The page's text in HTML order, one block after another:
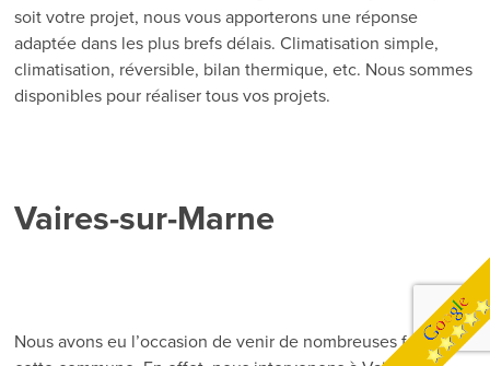
soit votre projet, nous vous apporterons une réponse
adaptée dans les plus brefs délais. Climatisation simple,
climatisation, réversible, bilan thermique, etc. Nous sommes
disponibles pour réaliser tous vos projets.
Vaires-sur-Marne
Nous avons eu l’occasion de venir de nombreuses fois dans